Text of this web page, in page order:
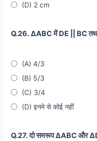
(D) 2 cm
Q.26. ∆ABC में DE || BC
(A) 4/3
(B) 5/3
(C) 3/4
(D) इनमे से कोई नहीं
Q.27. दो समरूप ∆ABC और